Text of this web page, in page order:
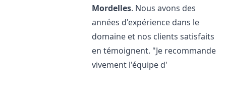
Mordelles. Nous avons des
années d'expérience dans le
domaine et nos clients satisfaits
en témoignent. "Je recommande
vivement l'équipe d'